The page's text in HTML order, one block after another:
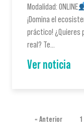
Modalidad: ONLINE
¡Domina el
práctico! ¿Quieres
real? Te…
Ver noticia
« Anterior 1